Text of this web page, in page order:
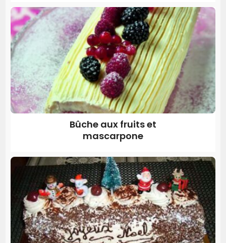
Bûche aux fruits et
mascarpone